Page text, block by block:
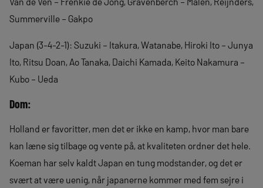
Summerville – Gakpo
Japan (3-4-2-1): Suzuki – Itakura, Watanabe, Hiroki Ito – Junya
Ito, Ritsu Doan, Ao Tanaka, Daichi Kamada, Keito Nakamura –
Kubo – Ueda
Dom:
Holland er favoritter, men det er ikke en kamp, hvor man bare
kan læne sig tilbage og vente på, at kvaliteten ordner det hele.
Koeman har selv kaldt Japan en tung modstander, og det er
svært at være uenig, når japanerne kommer med fem sejre i